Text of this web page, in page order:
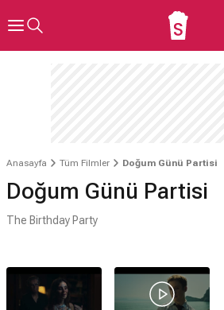
Anasayfa Tüm Filmler Doğum Günü Partisi
Doğum Günü Partisi
The Birthday Party